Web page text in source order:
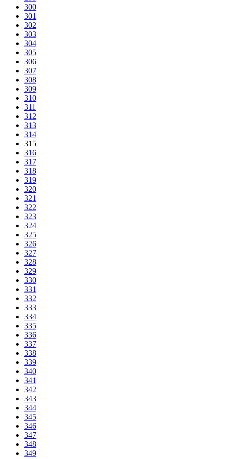
300
301
302
303
304
305
306
307
308
309
310
311
312
313
314
315
316
317
318
319
320
321
322
323
324
325
326
327
328
329
330
331
332
333
334
335
336
337
338
339
340
341
342
343
344
345
346
347
348
349